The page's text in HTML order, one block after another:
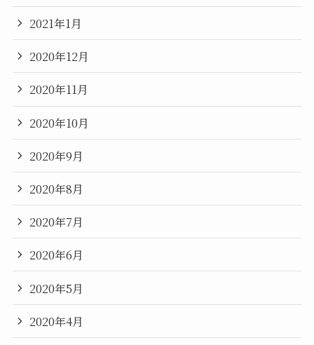
2021年1月
2020年12月
2020年11月
2020年10月
2020年9月
2020年8月
2020年7月
2020年6月
2020年5月
2020年4月